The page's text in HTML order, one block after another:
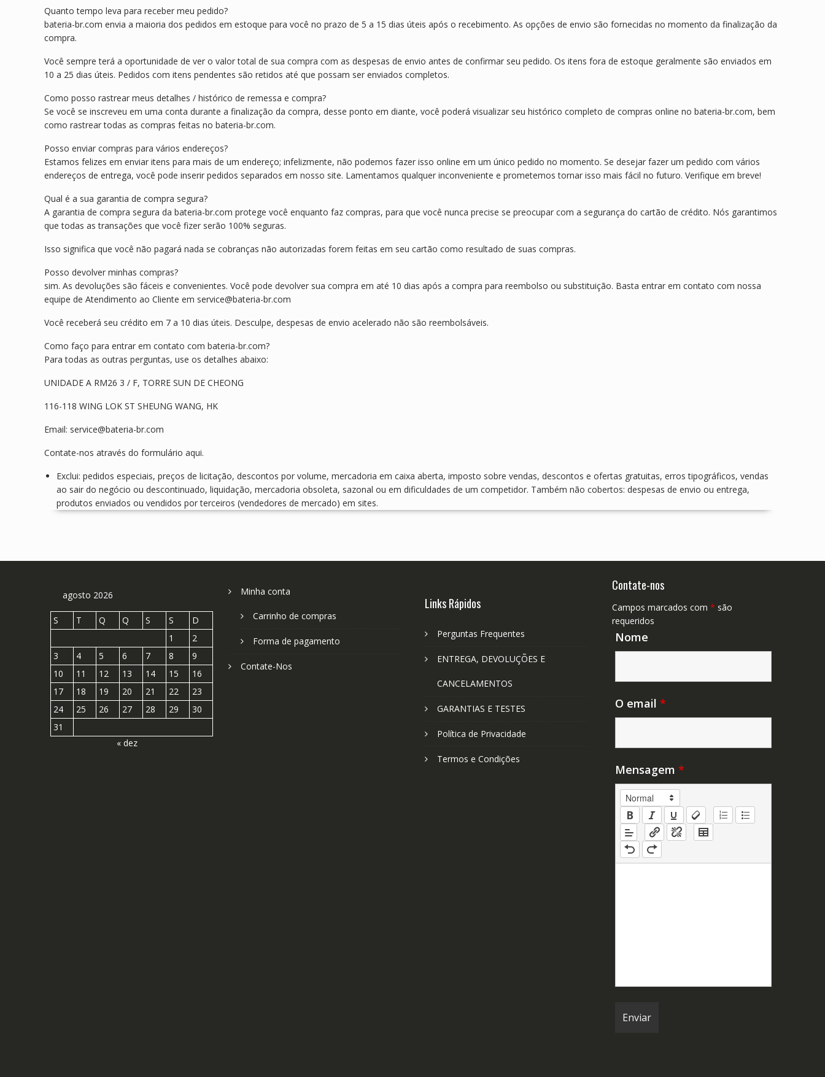
Quanto tempo leva para receber meu pedido?
bateria-br.com envia a maioria dos pedidos em estoque para você no prazo de 5 a 15 dias úteis após o recebimento. As opções de envio são fornecidas no momento da finalização da
compra.
Você sempre terá a oportunidade de ver o valor total de sua compra com as despesas de envio antes de confirmar seu pedido. Os itens fora de estoque geralmente são enviados em
10 a 25 dias úteis. Pedidos com itens pendentes são retidos até que possam ser enviados completos.
Como posso rastrear meus detalhes / histórico de remessa e compra?
Se você se inscreveu em uma conta durante a finalização da compra, desse ponto em diante, você poderá visualizar seu histórico completo de compras online no bateria-br.com, bem
como rastrear todas as compras feitas no bateria-br.com.
Posso enviar compras para vários endereços?
Estamos felizes em enviar itens para mais de um endereço; infelizmente, não podemos fazer isso online em um único pedido no momento. Se desejar fazer um pedido com vários
endereços de entrega, você pode inserir pedidos separados em nosso site. Lamentamos qualquer inconveniente e prometemos tornar isso mais fácil no futuro. Verifique em breve!
Qual é a sua garantia de compra segura?
A garantia de compra segura da bateria-br.com protege você enquanto faz compras, para que você nunca precise se preocupar com a segurança do cartão de crédito. Nós garantimos
que todas as transações que você fizer serão 100% seguras.
Isso significa que você não pagará nada se cobranças não autorizadas forem feitas em seu cartão como resultado de suas compras.
Posso devolver minhas compras?
sim. As devoluções são fáceis e convenientes. Você pode devolver sua compra em até 10 dias após a compra para reembolso ou substituição. Basta entrar em contato com nossa
equipe de Atendimento ao Cliente em service@bateria-br.com
Você receberá seu crédito em 7 a 10 dias úteis. Desculpe, despesas de envio acelerado não são reembolsáveis.
Como faço para entrar em contato com bateria-br.com?
Para todas as outras perguntas, use os detalhes abaixo:
UNIDADE A RM26 3 / F, TORRE SUN DE CHEONG
116-118 WING LOK ST SHEUNG WANG, HK
Email: service@bateria-br.com
Contate-nos através do formulário aqui.
Exclui: pedidos especiais, preços de licitação, descontos por volume, mercadoria em caixa aberta, imposto sobre vendas, descontos e ofertas gratuitas, erros tipográficos, vendas
ao sair do negócio ou descontinuado, liquidação, mercadoria obsoleta, sazonal ou em dificuldades de um competidor. Também não cobertos: despesas de envio ou entrega,
produtos enviados ou vendidos por terceiros (vendedores de mercado) em sites.
agosto 2026
S T Q Q S S
D
1
2
3
4 5 6 7 8
9
10
11 12 13 14 15
16
17
18 19 20 21 22
23
24
25 26 27 28 29
30
31
« dez
Minha conta
Carrinho de compras
Forma de pagamento
Contate-Nos
Links Rápidos
Perguntas Frequentes
ENTREGA, DEVOLUÇÕES E
CANCELAMENTOS
GARANTIAS E TESTES
Política de Privacidade
Termos e Condições
Contate-nos
Campos marcados com * são
requeridos
Nome
O email *
Mensagem *